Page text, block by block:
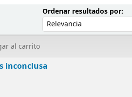
Ordenar resultados por:
al carrito
inconclusa